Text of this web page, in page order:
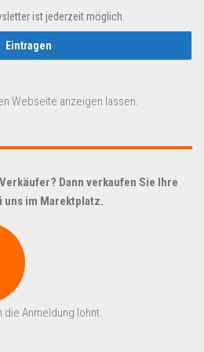
ist jederzeit möglich.
Webseite anzeigen lassen.
Dann verkaufen Sie Ihre
uns im Marektplatz.
die Anmeldung lohnt.